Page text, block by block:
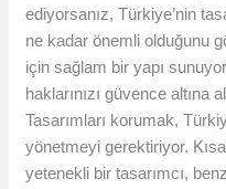
ediyorsanız, Türkiye’nin
ne kadar önemli olduğunu
için sağlam bir yapı
haklarınızı güvence
Tasarımları korumak,
yönetmeyi gerektiriyor.
yetenekli bir tasarımcı,